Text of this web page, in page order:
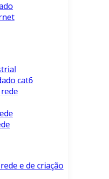
cat6
e de criação